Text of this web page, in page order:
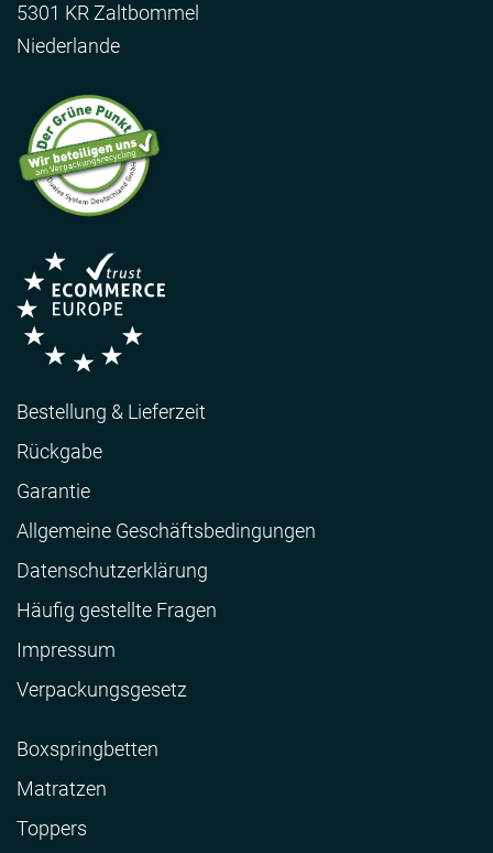
5301 KR Zaltbommel
Niederlande
Bestellung & Lieferzeit
Rückgabe
Garantie
Allgemeine Geschäftsbedingungen
Datenschutzerklärung
Häufig gestellte Fragen
Impressum
Verpackungsgesetz
Boxspringbetten
Matratzen
Toppers